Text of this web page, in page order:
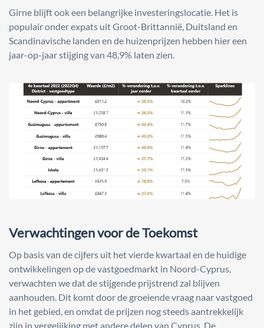
Girne blijft ook een belangrijke investeringslocatie. Het is
populair onder expats uit Groot-Brittannië, Duitsland en
Scandinavische landen en de huizenprijzen hebben hier een
jaar-op-jaar stijging van 48,9% laten zien.
Verwachtingen voor de Toekomst
Op basis van de cijfers uit het vierde kwartaal en de huidige
ontwikkelingen op de vastgoedmarkt in Noord-Cyprus,
verwachten we dat de stijgende prijstrend zal blijven
aanhouden. Dit komt door de groeiende vraag naar vastgoed
in het gebied, en omdat de prijzen nog steeds aantrekkelijk
zijn in vergelijking met andere delen van Cyprus. De